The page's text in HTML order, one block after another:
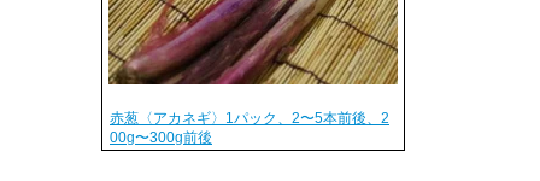
赤葱〈アカネギ〉1パック、2〜5本前後、2
00g〜300g前後